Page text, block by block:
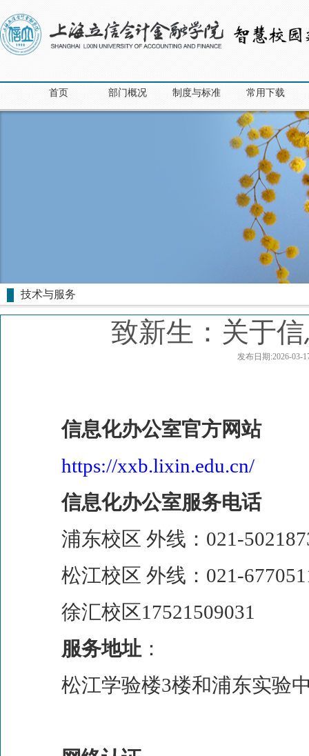
首页 部门概况 制度与标准 常用下载
技术与服务
致新生：关于
发布日期:2026-
信息化办公室官方网站
https://xxb.lixin.edu.cn/
信息化办公室服务电话
浦东校区 外线： 021-
松江校区 外线： 021-
徐汇校区17521509031
服务地址 ：
松江学验楼3楼和浦东实验